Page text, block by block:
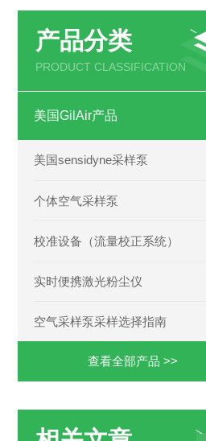
产品分类
PRODUCT CLASSIFICATION
美国GilAir产品
美国sensidyne采样泵
个体空气采样泵
校准设备（流量校正系统）
实时便携激光粉尘仪
空气采样泵采样选择指南
查看全部产品 >>